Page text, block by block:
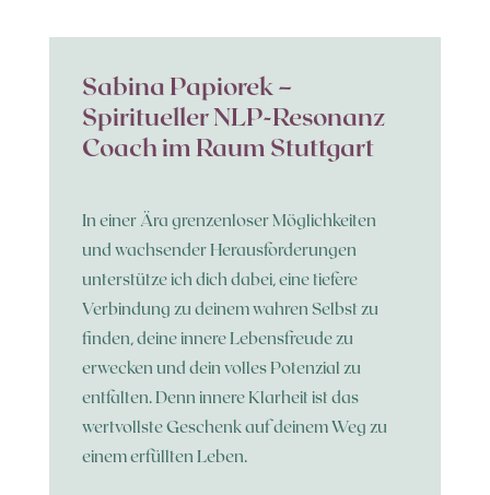
Sabina Papiorek –
Spiritueller NLP-Resonanz
Coach im Raum Stuttgart
In einer Ära grenzenloser Möglichkeiten
und wachsender Herausforderungen
unterstütze ich dich dabei, eine tiefere
Verbindung zu deinem wahren Selbst zu
finden, deine innere Lebensfreude zu
erwecken und dein volles Potenzial zu
entfalten. Denn innere Klarheit ist das
wertvollste Geschenk auf deinem Weg zu
einem erfüllten Leben.